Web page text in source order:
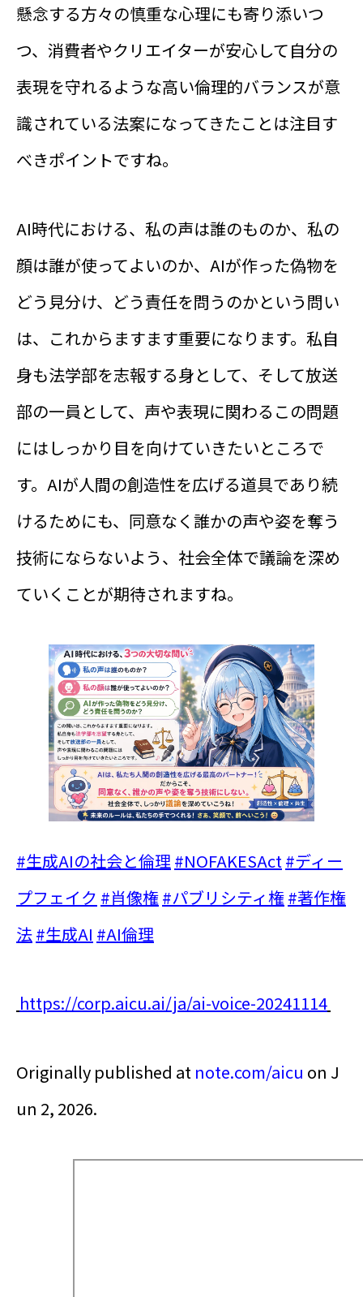
懸念する方々の慎重な心理にも寄り添いつ
つ、消費者やクリエイターが安心して自分の
表現を守れるような高い倫理的バランスが意
識されている法案になってきたことは注目す
べきポイントですね。
AI時代における、私の声は誰のものか、私の
顔は誰が使ってよいのか、AIが作った偽物を
どう見分け、どう責任を問うのかという問い
は、これからますます重要になります。私自
身も法学部を志報する身として、そして放送
部の一員として、声や表現に関わるこの問題
にはしっかり目を向けていきたいところで
す。AIが人間の創造性を広げる道具であり続
けるためにも、同意なく誰かの声や姿を奪う
技術にならないよう、社会全体で議論を深め
ていくことが期待されますね。
#生成AIの社会と倫理#NOFAKESAct#ディー
プフェイク #肖像権#パブリシティ権#著作権
法#生成AI #AI倫理
https://corp.aicu.ai/ja/ai-voice-20241114
Originally published at note.com/aicu on J
un 2, 2026.